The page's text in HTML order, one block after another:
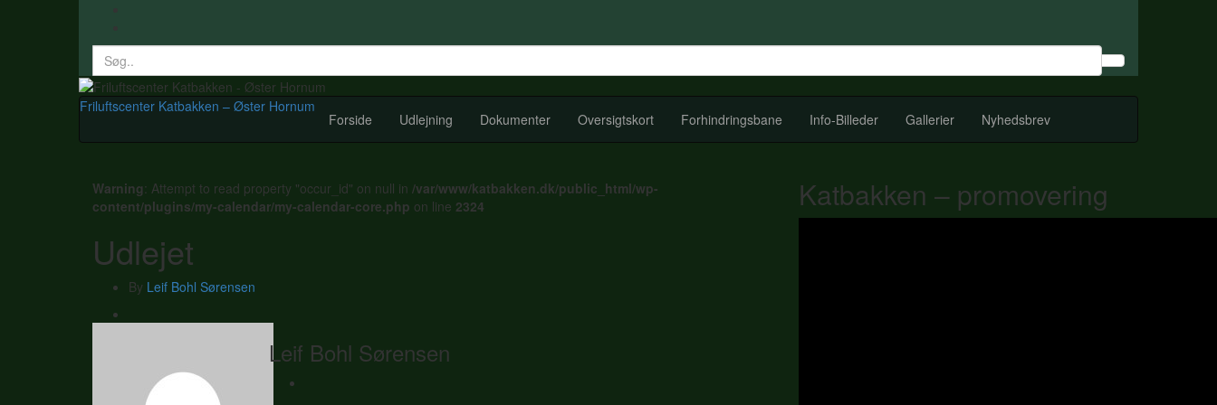
Search
for:
Friluftscenter Katbakken – Øster Hornum
Forside Udlejning Dokumenter Oversigtskort Forhindringsbane Info-Billeder Gallerier Nyhedsbrev
Warning: Attempt to read property "occur_id" on null in /var/www/katbakken.dk/public_html/wp-
content/plugins/my-calendar/my-calendar-core.php on line 2324
Udlejet
By Leif Bohl Sørensen
Leif Bohl Sørensen
Katbakken – promovering